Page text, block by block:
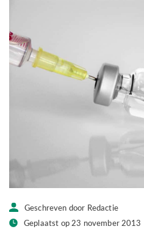
Geschreven door Redactie
Geplaatst op 23 november 2013